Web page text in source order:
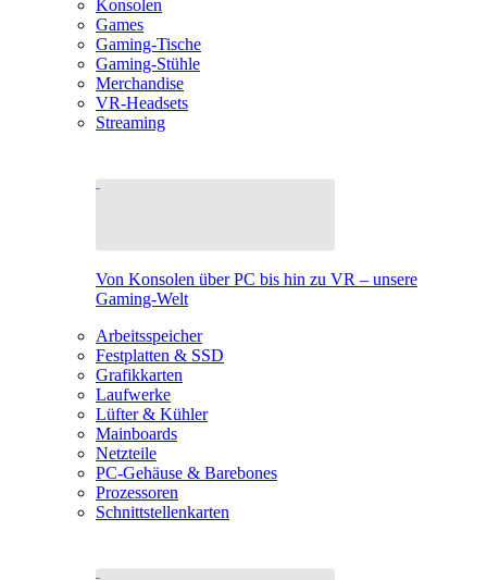
Konsolen
Games
Gaming-Tische
Gaming-Stühle
Merchandise
VR-Headsets
Streaming
Von Konsolen über PC bis hin zu VR – unsere
Gaming-Welt
Arbeitsspeicher
Festplatten & SSD
Grafikkarten
Laufwerke
Lüfter & Kühler
Mainboards
Netzteile
PC-Gehäuse & Barebones
Prozessoren
Schnittstellenkarten